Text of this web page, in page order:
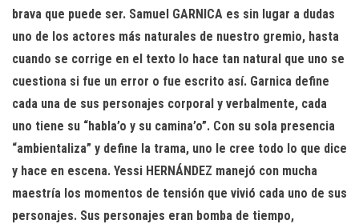
brava que puede ser. Samuel GARNICA es sin lugar a dudas
uno de los actores más naturales de nuestro gremio, hasta
cuando se corrige en el texto lo hace tan natural que uno se
cuestiona si fue un error o fue escrito así. Garnica define
cada una de sus personajes corporal y verbalmente, cada
uno tiene su “habla’o y su camina’o”. Con su sola presencia
“ambientaliza” y define la trama, uno le cree todo lo que dice
y hace en escena. Yessi HERNÁNDEZ manejó con mucha
maestría los momentos de tensión que vivió cada uno de sus
personajes. Sus personajes eran bomba de tiempo,